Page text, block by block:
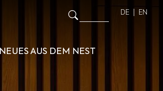
DE EN
NEUES AUS DEM NEST